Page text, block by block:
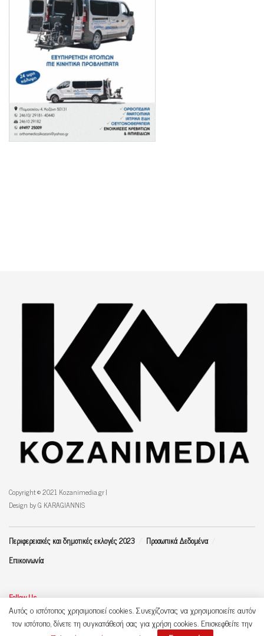
Copyright © 2021 Kozanimedia.gr |
Design by G KARAGIANNIS
Περιφερειακές και δημοτικές εκλογές 2023
Προσωπικά Δεδομένα
Επικοινωνία
Follow Us
Αυτός ο ιστότοπος χρησιμοποιεί cookies. Συνεχίζοντας να χρησιμοποιείτε αυτόν
τον ιστότοπο, δίνετε τη συγκατάθεσή σας για χρήση cookies. Επισκεφθείτε την